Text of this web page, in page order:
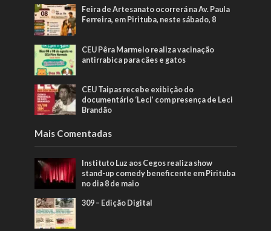
Feira de Artesanato ocorrerá na Av. Paula
Ferreira, em Pirituba, neste sábado, 8
CEU Pêra Marmelo realiza vacinação
antirrabica para cães e gatos
CEU Taipas recebe exibição do
documentário ‘Leci’ com presença de Leci
Brandão
Mais Comentadas
Instituto Luz aos Cegos realiza show
stand-up comedy beneficente em Pirituba
no dia 8 de maio
309 – Edição Digital